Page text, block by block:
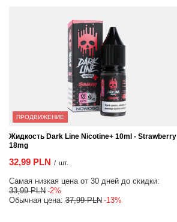
ПРОДВИЖЕНИЕ
Жидкость Dark Line Nicotine+ 10ml - Strawberry
18mg
32,99 PLN / шт.
Самая низкая цена от 30 дней до скидки:
33,99 PLN -2%
Обычная цена: 37,99 PLN -13%